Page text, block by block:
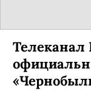
Телеканал